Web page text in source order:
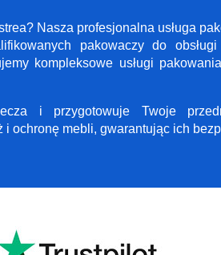
Nasza profesjonalna usługa
pakowaczy do
kompleksowe usługi
i przygotowuje Twoje
ochronę mebli, gwarantując ich